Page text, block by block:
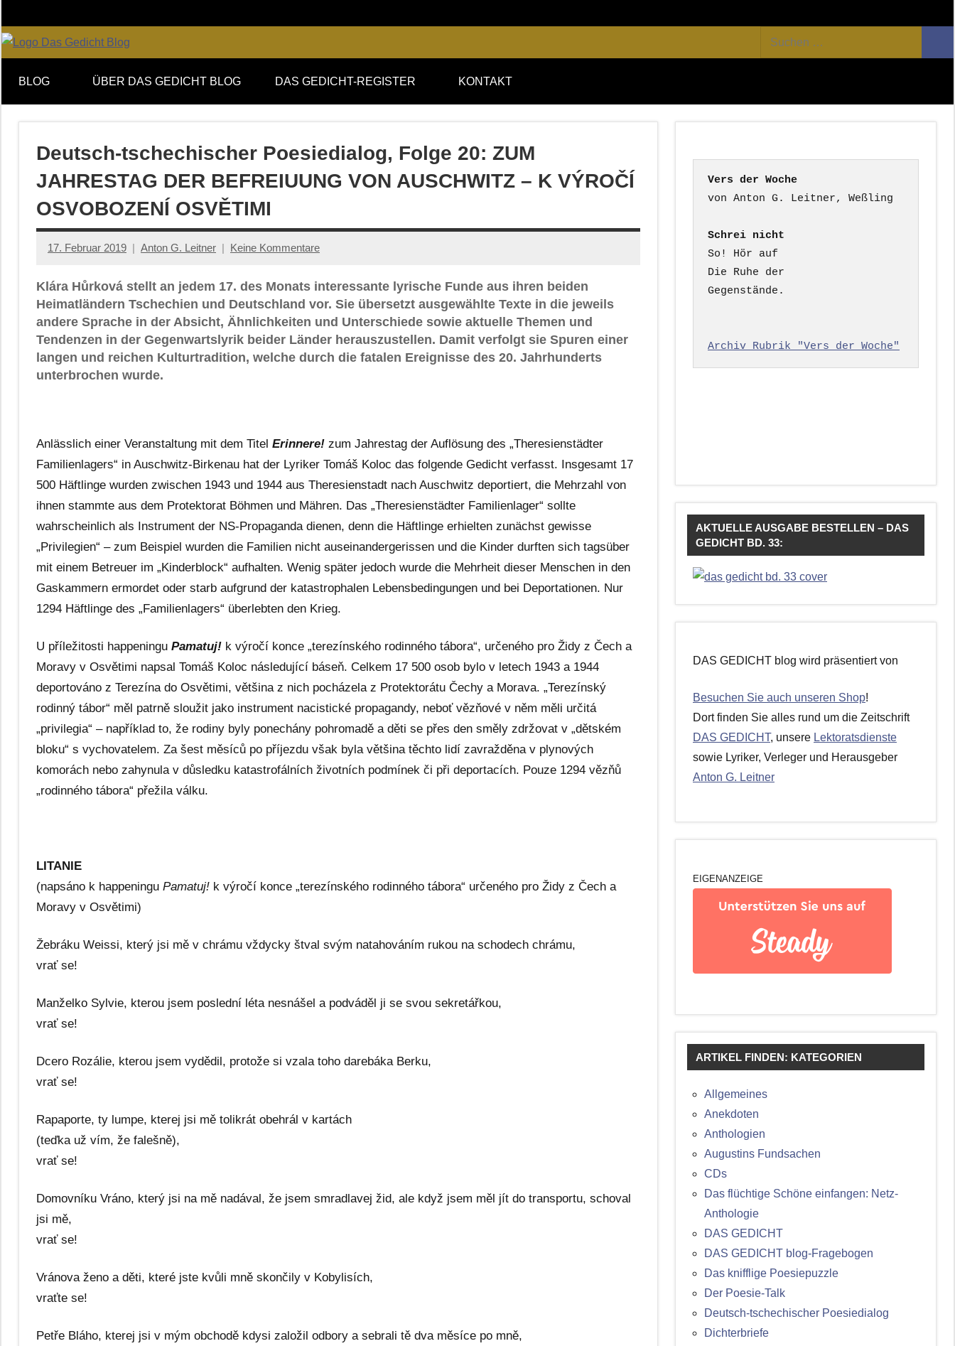
Inhalt
springen
DAS
GEDICHT
blog
von
DAS
GEDICHT.
Zeitschrift
für
Lyrik,
Essay
und
Kritik
Suchen
nach:
BLOG ÜBER DAS GEDICHT BLOG DAS GEDICHT-REGISTER KONTAKT
Deutsch-tschechischer Poesiedialog, Folge 20: ZUM
JAHRESTAG DER BEFREIUUNG VON AUSCHWITZ – K VÝROČÍ
OSVOBOZENÍ OSVĚTIMI
17. Februar 2019 Anton G. Leitner Keine Kommentare
Klára Hůrková stellt an jedem 17. des Monats interessante lyrische Funde aus ihren beiden
Heimatländern Tschechien und Deutschland vor. Sie übersetzt ausgewählte Texte in die jeweils
andere Sprache in der Absicht, Ähnlichkeiten und Unterschiede sowie aktuelle Themen und
Tendenzen in der Gegenwartslyrik beider Länder herauszustellen. Damit verfolgt sie Spuren einer
langen und reichen Kulturtradition, welche durch die fatalen Ereignisse des 20. Jahrhunderts
unterbrochen wurde.
Anlässlich einer Veranstaltung mit dem Titel Erinnere! zum Jahrestag der Auflösung des „Theresienstädter
Familienlagers“ in Auschwitz-Birkenau hat der Lyriker Tomáš Koloc das folgende Gedicht verfasst. Insgesamt 17
500 Häftlinge wurden zwischen 1943 und 1944 aus Theresienstadt nach Auschwitz deportiert, die Mehrzahl von
ihnen stammte aus dem Protektorat Böhmen und Mähren. Das „Theresienstädter Familienlager“ sollte
wahrscheinlich als Instrument der NS-Propaganda dienen, denn die Häftlinge erhielten zunächst gewisse
„Privilegien“ – zum Beispiel wurden die Familien nicht auseinandergerissen und die Kinder durften sich tagsüber
mit einem Betreuer im „Kinderblock“ aufhalten. Wenig später jedoch wurde die Mehrheit dieser Menschen in den
Gaskammern ermordet oder starb aufgrund der katastrophalen Lebensbedingungen und bei Deportationen. Nur
1294 Häftlinge des „Familienlagers“ überlebten den Krieg.
U příležitosti happeningu Pamatuj! k výročí konce „terezínského rodinného tábora“, určeného pro Židy z Čech a
Moravy v Osvětimi napsal Tomáš Koloc následující báseň. Celkem 17 500 osob bylo v letech 1943 a 1944
deportováno z Terezína do Osvětimi, většina z nich pocházela z Protektorátu Čechy a Morava. „Terezínský
rodinný tábor“ měl patrně sloužit jako instrument nacistické propagandy, neboť vězňové v něm měli určitá
„privilegia“ – například to, že rodiny byly ponechány pohromadě a děti se přes den směly zdržovat v „dětském
bloku“ s vychovatelem. Za šest měsíců po příjezdu však byla většina těchto lidí zavražděna v plynových
komorách nebo zahynula v důsledku katastrofálních životních podmínek či při deportacích. Pouze 1294 vězňů
„rodinného tábora“ přežila válku.
LITANIE
(napsáno k happeningu Pamatuj! k výročí konce „terezínského rodinného tábora“ určeného pro Židy z Čech a
Moravy v Osvětimi)
Žebráku Weissi, který jsi mě v chrámu vždycky štval svým natahováním rukou na schodech chrámu,
vrať se!
Manželko Sylvie, kterou jsem poslední léta nesnášel a podváděl ji se svou sekretářkou,
vrať se!
Dcero Rozálie, kterou jsem vydědil, protože si vzala toho darebáka Berku,
vrať se!
Rapaporte, ty lumpe, kterej jsi mě tolikrát obehrál v kartách
(teďka už vím, že falešně),
vrať se!
Domovníku Vráno, který jsi na mě nadával, že jsem smradlavej žid, ale když jsem měl jít do transportu, schoval
jsi mě,
vrať se!
Vránova ženo a děti, které jste kvůli mně skončily v Kobylisích,
vraťte se!
Petře Bláho, kterej jsi v mým obchodě kdysi založil odbory a sebrali tě dva měsíce po mně,
Vers der Woche
Schrei nicht
So! Hör auf
Die Ruhe der
Gegenstände.
Archiv Rubrik "Vers der Woche"
AKTUELLE AUSGABE BESTELLEN – DAS
GEDICHT BD. 33:
DAS GEDICHT blog wird präsentiert von
Besuchen Sie auch unseren Shop!
Dort finden Sie alles rund um die Zeitschrift
DAS GEDICHT, unsere Lektoratsdienste
sowie Lyriker, Verleger und Herausgeber
Anton G. Leitner
EIGENANZEIGE
ARTIKEL FINDEN: KATEGORIEN
Allgemeines
Anekdoten
Anthologien
Augustins Fundsachen
CDs
Das flüchtige Schöne einfangen: Netz-
Anthologie
DAS GEDICHT
DAS GEDICHT blog-Fragebogen
Das knifflige Poesiepuzzle
Der Poesie-Talk
Deutsch-tschechischer Poesiedialog
Dichterbriefe